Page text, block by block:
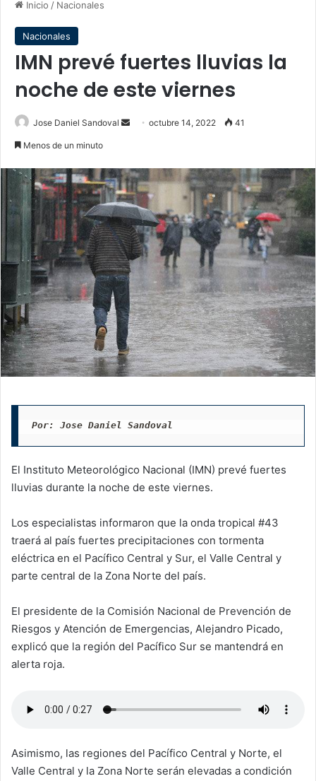
Inicio / Nacionales
Nacionales
IMN prevé fuertes lluvias la
noche de este viernes
Jose Daniel Sandoval
Sendoctubre 14, 2022 41
Menos de un minuto
Por: Jose Daniel Sandoval
El Instituto Meteorológico Nacional (IMN) prevé fuertes
lluvias durante la noche de este viernes.
Los especialistas informaron que la onda tropical #43
traerá al país fuertes precipitaciones con tormenta
eléctrica en el Pacífico Central y Sur, el Valle Central y
parte central de la Zona Norte del país.
El presidente de la Comisión Nacional de Prevención de
Riesgos y Atención de Emergencias, Alejandro Picado,
explicó que la región del Pacífico Sur se mantendrá en
alerta roja.
Asimismo, las regiones del Pacífico Central y Norte, el
Valle Central y la Zona Norte serán elevadas a condición